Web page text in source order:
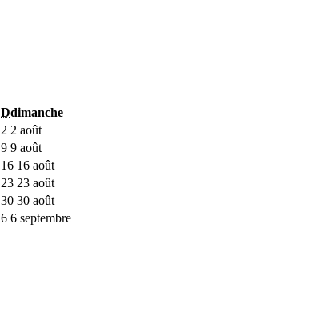
Ddimanche
2 2 août
9 9 août
16 16 août
23 23 août
30 30 août
6 6 septembre